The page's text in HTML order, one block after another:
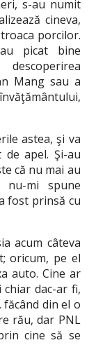
s-au numit
cineva,
porcilor.
picat bine
Mang sau a
astea, şi va
apel. Şi-au
că nu mai au
nu-mi spune
fost prinsă cu
acum câteva
oricum, pe el
auto. Cine ar
chiar dac-ar fi,
din el o
rău, dar PNL
cine să se